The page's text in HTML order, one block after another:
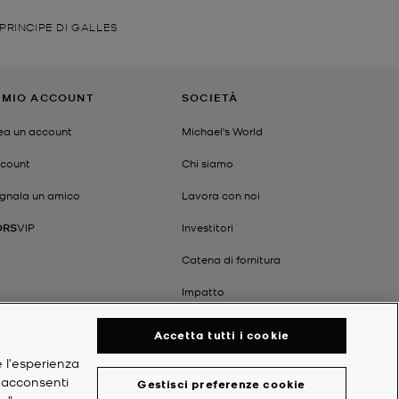
DI GALLES
ACCOUNT
un account
un amico
VIP
SOCIETÀ
Michael's World
Chi siamo
Lavora con noi
Investitori
Catena di fornitura
Impatto
l'esperienza
Gestisci preferenze cookie
Accetta tutti i cookie